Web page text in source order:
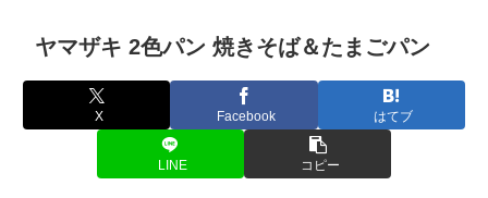
ヤマザキ 2色パン 焼きそば＆たまごパン
X Facebook はてブ
LINE コピー